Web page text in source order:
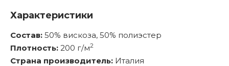
Характеристики
Состав: 50% вискоза, 50% полиэстер
Плотность: 200 г/м2
Страна производитель: Италия